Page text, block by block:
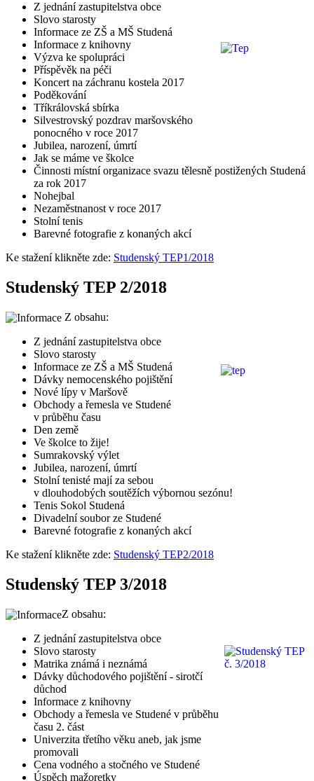
Z jednání zastupitelstva obce
Slovo starosty
Informace ze ZŠ a MŠ Studená
Informace z knihovny
Výzva ke spolupráci
Příspěvěk na péči
Koncert na záchranu kostela 2017
Poděkování
Tříkrálovská sbírka
Silvestrovský pozdrav maršovského
ponocného v roce 2017
Jubilea, narození, úmrtí
Jak se máme ve školce
Činnosti místní organizace svazu tělesně postižených Studená
za rok 2017
Nohejbal
Nezaměstnanost v roce 2017
Stolní tenis
Barevné fotografie z konaných akcí
Ke stažení klikněte zde: Studenský TEP1/2018
Studenský TEP 2/2018
Z obsahu:
Z jednání zastupitelstva obce
Slovo starosty
Informace ze ZŠ a MŠ Studená
Dávky nemocenského pojištění
Nové lípy v Maršově
Obchody a řemesla ve Studené
v průběhu času
Den země
Ve školce to žije!
Sumrakovský výlet
Jubilea, narození, úmrtí
Stolní tenisté mají za sebou
v dlouhodobých soutěžích výbornou sezónu!
Tenis Sokol Studená
Divadelní soubor ze Studené
Barevné fotografie z konaných akcí
Ke stažení klikněte zde: Studenský TEP2/2018
Studenský TEP 3/2018
Z obsahu:
Z jednání zastupitelstva obce
Slovo starosty
Matrika známá i neznámá
Dávky důchodového pojištění - sirotčí
důchod
Informace z knihovny
Obchody a řemesla ve Studené v průběhu
času 2. část
Univerzita třetího věku aneb, jak jsme
promovali
Cena vodného a stočného ve Studené
Úspěch mažoretky